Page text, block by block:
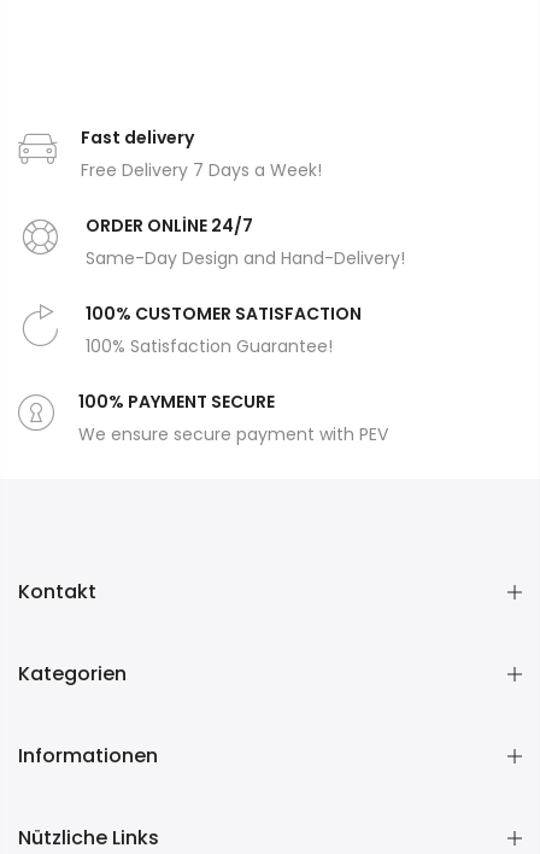
Fast delivery
Free Delivery 7 Days a Week!
ORDER ONLİNE 24/7
Same-Day Design and Hand-Delivery!
100% CUSTOMER SATISFACTION
100% Satisfaction Guarantee!
100% PAYMENT SECURE
We ensure secure payment with PEV
Kontakt
Kategorien
Informationen
Nützliche Links